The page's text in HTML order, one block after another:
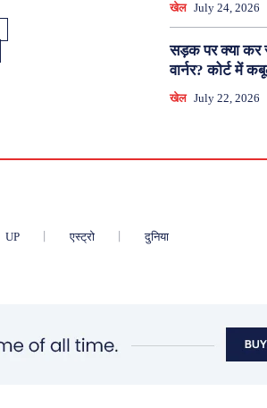
खेल July 24, 2026
सड़क पर क्या कर
वार्नर? कोर्ट में
खेल July 22, 2026
UP एस्ट्रो दुनिया